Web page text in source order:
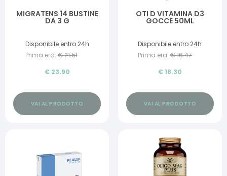
MIGRATENS 14 BUSTINE
DA 3 G
Disponibile entro 24h
Prima era: €21.51
€ 23.90
VAI AL PRODOTTO
OTI D VITAMINA D3
GOCCE 50ML
Disponibile entro 24h
Prima era: €16.47
€ 18.30
VAI AL PRODOTTO